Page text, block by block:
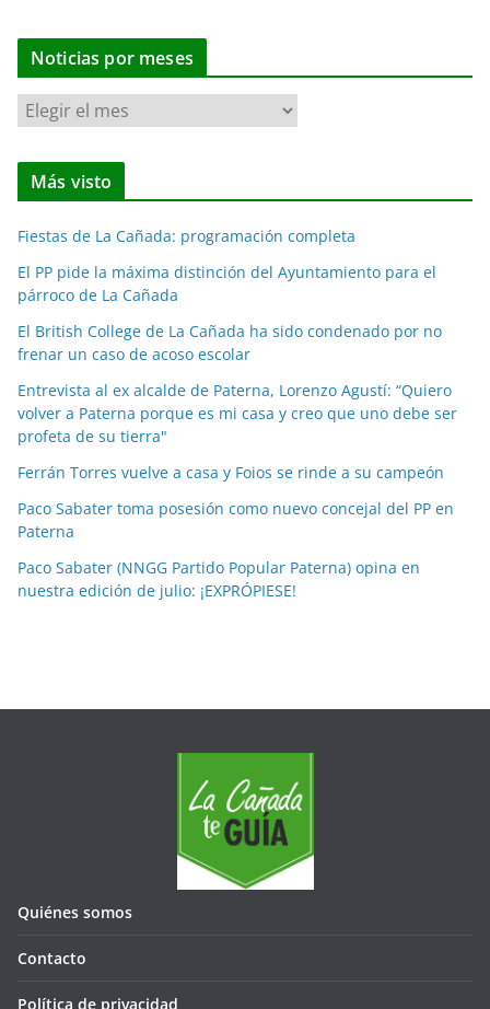
Noticias por meses
N
o
t
i
a
s
p
o
r
m
e
s
s
Más visto
Fiestas de La Cañada: programación completa
El PP pide la máxima distinción del Ayuntamiento para el
párroco de La Cañada
El British College de La Cañada ha sido condenado por no
frenar un caso de acoso escolar
Entrevista al ex alcalde de Paterna, Lorenzo Agustí: “Quiero
volver a Paterna porque es mi casa y creo que uno debe ser
profeta de su tierra"
Ferrán Torres vuelve a casa y Foios se rinde a su campeón
Paco Sabater toma posesión como nuevo concejal del PP en
Paterna
Paco Sabater (NNGG Partido Popular Paterna) opina en
nuestra edición de julio: ¡EXPRÓPIESE!
Quiénes somos
Contacto
Política de privacidad